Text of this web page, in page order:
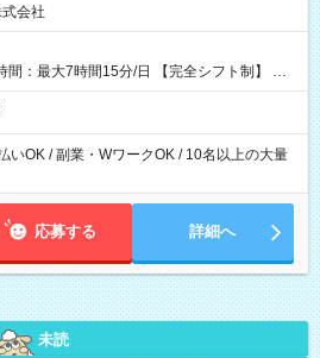
上位の資格取得やリーダー手当を取得する
込手数料等は一切あ
会社
間：最大7時間15分/日 【完全シフト制】 例
憩１h） 例(2) 13:00~16:00（早上がりでも
21:00~5:00（夜勤なら日当1.25倍！！）
いOK / 副業・WワークOK / 10名以上の大量
応募する 詳細へ
未読